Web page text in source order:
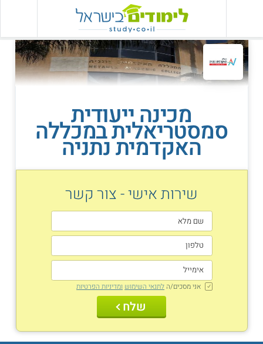
מכינה ייעודית
סמסטריאלית במכללה
האקדמית נתניה
שירות אישי - צור קשר
אני מסכים/ה לתנאי השימוש ומדיניות הפרטיות
שלח